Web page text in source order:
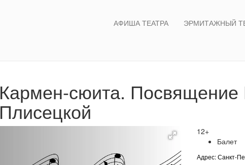
АФИША ТЕАТРА ЭРМИТАЖНЫЙ
Кармен-сюита.
Плисецкой
12+
Балет
Адрес: Санкт-